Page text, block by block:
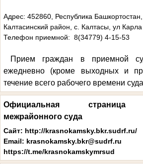
Адрес: 452860, Республика Башкортостан,
Калтасинский район, с. Калтасы, ул
Телефон приемной: 8(34779) 4-15-53
Прием граждан в приемной
ежедневно (кроме выходных и
течение всего рабочего времени
Официальная страница
межрайонного суда
Сайт: http://krasnokamsky.bkr.sudrf.ru/
Email: krasnokamsky.bkr@sudrf.ru
https://t.me/krasnokamskymrsud